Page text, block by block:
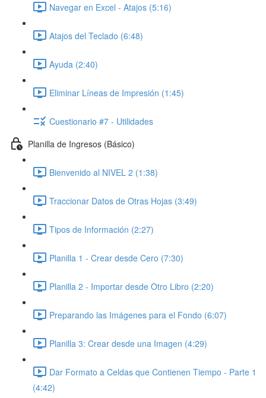
Navegar en Excel - Atajos (5:16)
Atajos del Teclado (6:48)
Ayuda (2:40)
Eliminar Líneas de Impresión (1:45)
Cuestionario #7 - Utilidades
Planilla de Ingresos (Básico)
Bienvenido al NIVEL 2 (1:38)
Traccionar Datos de Otras Hojas (3:49)
Tipos de Información (2:27)
Planilla 1 - Crear desde Cero (7:30)
Planilla 2 - Importar desde Otro Libro (2:20)
Preparando las Imágenes para el Fondo (6:07)
Planilla 3: Crear desde una Imagen (4:29)
Dar Formato a Celdas que Contienen Tiempo - Parte 1
(4:42)